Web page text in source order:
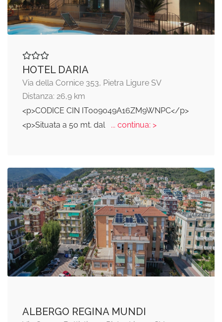
HOTEL DARIA
Via della Cornice 353, Pietra Ligure SV
Distanza: 26,9 km
<p>CODICE CIN IT009049A16ZM9WNPC</p>
<p>Situata a 50 mt. dal
... continua: >
ALBERGO REGINA MUNDI